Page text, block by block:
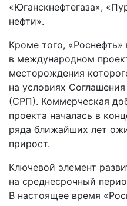
«Юганскнефтегаза»,
нефти».
Кроме того, «Роснефть»
в международном
месторождения
на условиях
(СРП). Коммерческая
проекта началась в
ряда ближайших лет
прирост.
Ключевой элемент
на среднесрочный
В настоящее время